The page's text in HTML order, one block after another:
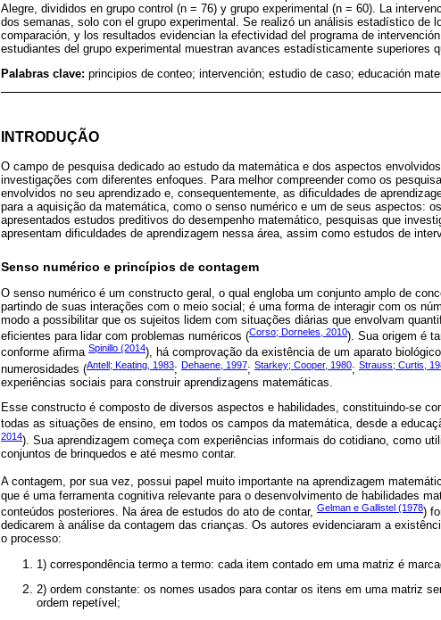
Alegre, divididos en grupo control (n = 76) y grupo experimental (n = 60). La
dos semanas, solo con el grupo experimental. Se realizó un análisis estadístico de
comparación, y los resultados evidencian la efectividad del programa de
estudiantes del grupo experimental muestran avances estadísticamente superiores
Palabras clave: principios de conteo; intervención; estudio de caso; educación
INTRODUÇÃO
O campo de pesquisa dedicado ao estudo da matemática e dos aspectos
investigações com diferentes enfoques. Para melhor compreender como os
envolvidos no seu aprendizado e, consequentemente, as dificuldades de
para a aquisição da matemática, como o senso numérico e um de seus aspectos:
apresentados estudos preditivos do desempenho matemático, pesquisas que
apresentam dificuldades de aprendizagem nessa área, assim como estudos de
Senso numérico e princípios de contagem
O senso numérico é um constructo geral, o qual engloba um conjunto amplo de
partindo de suas interações com o meio social; é uma forma de interagir com os
modo a possibilitar que os sujeitos lidem com situações diárias que envolvam
eficientes para lidar com problemas numéricos (Corso; Dorneles, 2010). Sua origem é
conforme afirma Spinillo (2014), há comprovação da existência de um aparato
numerosidades (Antell; Keating, 1983; Dehaene, 1997; Starkey; Cooper, 1980; Strauss; Curtis,
experiências sociais para construir aprendizagens matemáticas.
Esse constructo é composto de diversos aspectos e habilidades, constituindo-se
todas as situações de ensino, em todos os campos da matemática, desde a
2014). Sua aprendizagem começa com experiências informais do cotidiano, como
conjuntos de brinquedos e até mesmo contar.
A contagem, por sua vez, possui papel muito importante na aprendizagem
que é uma ferramenta cognitiva relevante para o desenvolvimento de habilidades
conteúdos posteriores. Na área de estudos do ato de contar, Gelman e Gallistel (1978)
dedicarem à análise da contagem das crianças. Os autores evidenciaram a
o processo:
1) correspondência termo a termo: cada item contado em uma matriz é
2) ordem constante: os nomes usados para contar os itens em uma matriz
ordem repetível;